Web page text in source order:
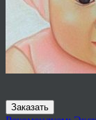
Заказать